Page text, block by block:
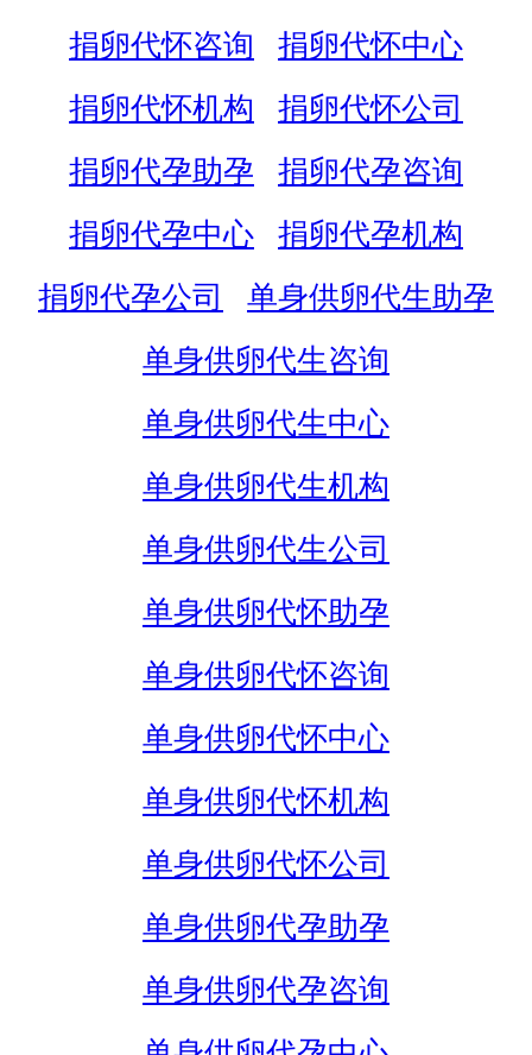
捐卵代怀咨询
捐卵代怀中心
捐卵代怀机构
捐卵代怀公司
捐卵代孕助孕
捐卵代孕咨询
捐卵代孕中心
捐卵代孕机构
捐卵代孕公司
单身供卵代生助孕
单身供卵代生咨询
单身供卵代生中心
单身供卵代生机构
单身供卵代生公司
单身供卵代怀助孕
单身供卵代怀咨询
单身供卵代怀中心
单身供卵代怀机构
单身供卵代怀公司
单身供卵代孕助孕
单身供卵代孕咨询